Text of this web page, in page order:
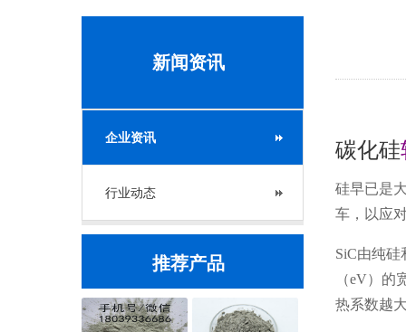
新闻资讯
企业资讯
行业动态
推荐产品
碳化硅
硅早已是
车，以应
SiC由纯
（eV）
热系数越